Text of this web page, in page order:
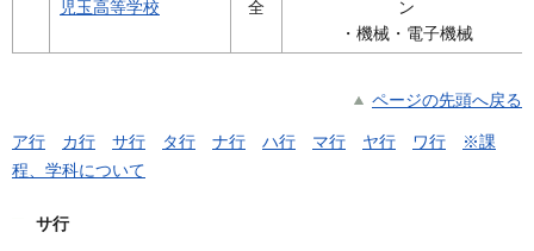
児玉高等学校 全
ン
・機械・電子機械
ページの先頭へ戻る
ア行 カ行 サ行 タ行 ナ行 ハ行 マ行 ヤ行 ワ行
※課
程、学科について
サ行